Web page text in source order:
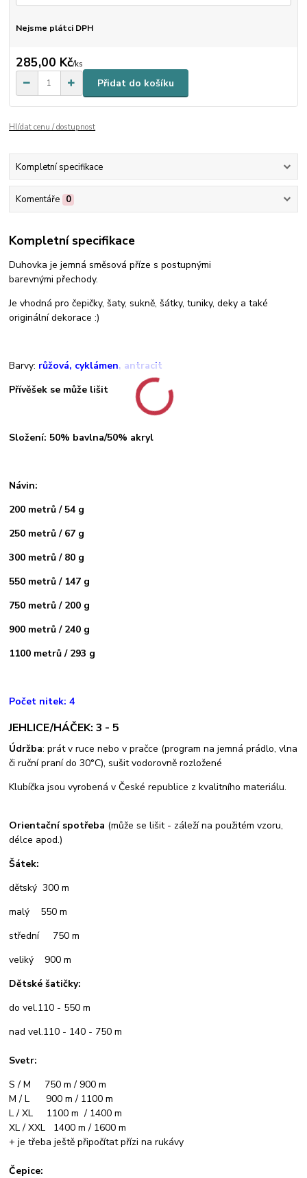
Nejsme plátci DPH
285,00 Kč/ks
Přidat do košíku
Hlídat cenu / dostupnost
Kompletní specifikace
Komentáře 0
Kompletní specifikace
Duhovka je jemná směsová příze s postupnými
barevnými přechody.
Je vhodná pro čepičky, šaty, sukně, šátky, tuniky, deky a také
originální dekorace :)
Barvy: růžová, cyklámen, antracit
Přívěšek se může lišit
Složení: 50% bavlna/50% akryl
Návin:
200 metrů / 54 g
250 metrů / 67 g
300 metrů / 80 g
550 metrů / 147 g
750 metrů / 200 g
900 metrů / 240 g
1100 metrů / 293 g
Počet nitek: 4
JEHLICE/HÁČEK: 3 - 5
Údržba: prát v ruce nebo v pračce (program na jemná prádlo, vlna
či ruční praní do 30°C), sušit vodorovně rozložené
Klubíčka jsou vyrobená v České republice z kvalitního materiálu.
Orientační spotřeba (může se lišit - záleží na použitém vzoru,
délce apod.)
Šátek:
dětský 300 m
malý 550 m
střední 750 m
veliký 900 m
Dětské šatičky:
do vel.110 - 550 m
nad vel.110 - 140 - 750 m
Svetr:
S / M 750 m / 900 m
M / L 900 m / 1100 m
L / XL 1100 m / 1400 m
XL / XXL 1400 m / 1600 m
+ je třeba ještě připočítat přízi na rukávy
Čepice: